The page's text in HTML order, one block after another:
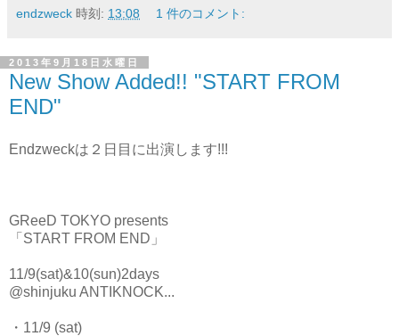
endzweck 時刻: 13:08 1 件のコメント:
2013年9月18日水曜日
New Show Added!! "START FROM
END"
Endzweckは２日目に出演します!!!
GReeD TOKYO presents
「START FROM END」
11/9(sat)&10(sun)2days
@shinjuku ANTIKNOCK...
・11/9 (sat)